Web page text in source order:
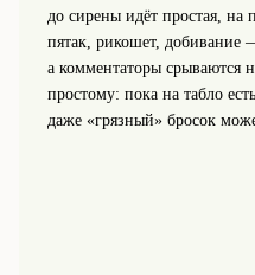
до сирены идёт простая, на
пятак, рикошет, добивание
а комментаторы срываются
простому: пока на табло
даже «грязный» бросок